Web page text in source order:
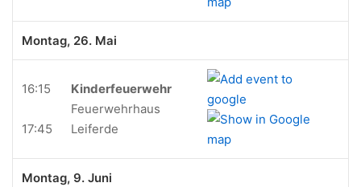
Montag, 26. Mai
16:15
17:45
Kinderfeuerwehr
Feuerwehrhaus
Leiferde
Montag, 9. Juni